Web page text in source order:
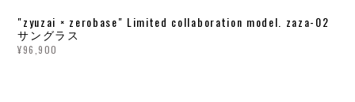
"zyuzai × zerobase" Limited collaboration model. zaza-02
サングラス
¥96,900